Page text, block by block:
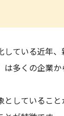
している近年
は多くの企業
としているこ